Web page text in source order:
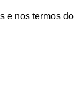
nos termos